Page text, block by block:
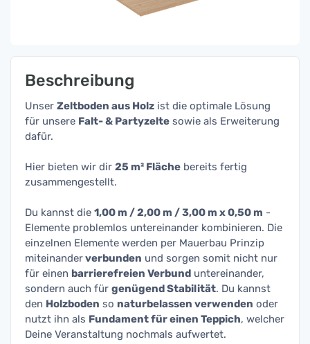
Beschreibung
Unser Zeltboden aus Holz ist die optimale Lösung
für unsere Falt- & Partyzelte sowie als Erweiterung
dafür.
Hier bieten wir dir 25 m² Fläche bereits fertig
zusammengestellt.
Du kannst die 1,00 m / 2,00 m / 3,00 m x 0,50 m -
Elemente problemlos untereinander kombinieren. Die
einzelnen Elemente werden per Mauerbau Prinzip
miteinanderverbunden und sorgen somit nicht nur
für einen barrierefreien Verbund untereinander,
sondern auch für genügend Stabilität. Du kannst
den Holzboden so naturbelassen verwenden oder
nutzt ihn als Fundament für einen Teppich, welcher
Deine Veranstaltung nochmals aufwertet.